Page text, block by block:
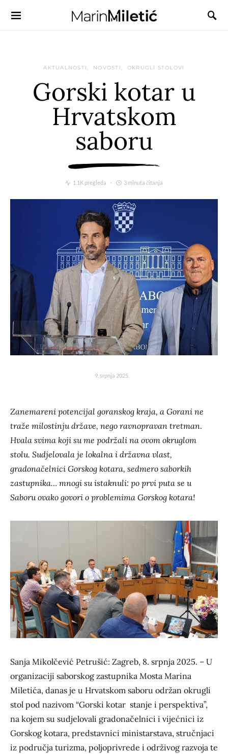
AKTUALNOSTI NOVOSTI OKRUGLI STOLOVI
Gorski kotar u
Hrvatskom
saboru
1.1K pregleda 3 minuta čitanja
9. srpnja 2025.
Zanemareni potencijal goranskog kraja, a Gorani ne
traže milostinju države, nego ravnopravan tretman.
Hvala svima koji su me podržali na ovom okruglom
stolu. Sudjelovala je lokalna i državna vlast,
gradonačelnici Gorskog kotara, sedmero saborkih
zastupnika… mnogi su istaknuli: po prvi puta se u
Saboru ovako govori o problemima Gorskog kotara!
Sanja Mikolčević Petrušić: Zagreb, 8. srpnja 2025. – U
organizaciji saborskog zastupnika Mosta Marina
Miletića, danas je u Hrvatskom saboru održan okrugli
stol pod nazivom “Gorski kotar stanje i perspektiva”,
na kojem su sudjelovali gradonačelnici i vijećnici iz
Gorskog kotara, predstavnici ministarstava, stručnjaci
iz područja turizma, poljoprivrede i održivog razvoja te